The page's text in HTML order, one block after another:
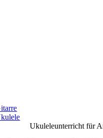
Ukuleleunterricht für